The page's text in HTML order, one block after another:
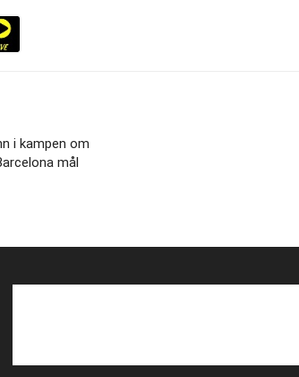
i kampen om
mål